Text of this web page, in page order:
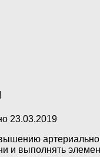
23.03.2019
и выполнять